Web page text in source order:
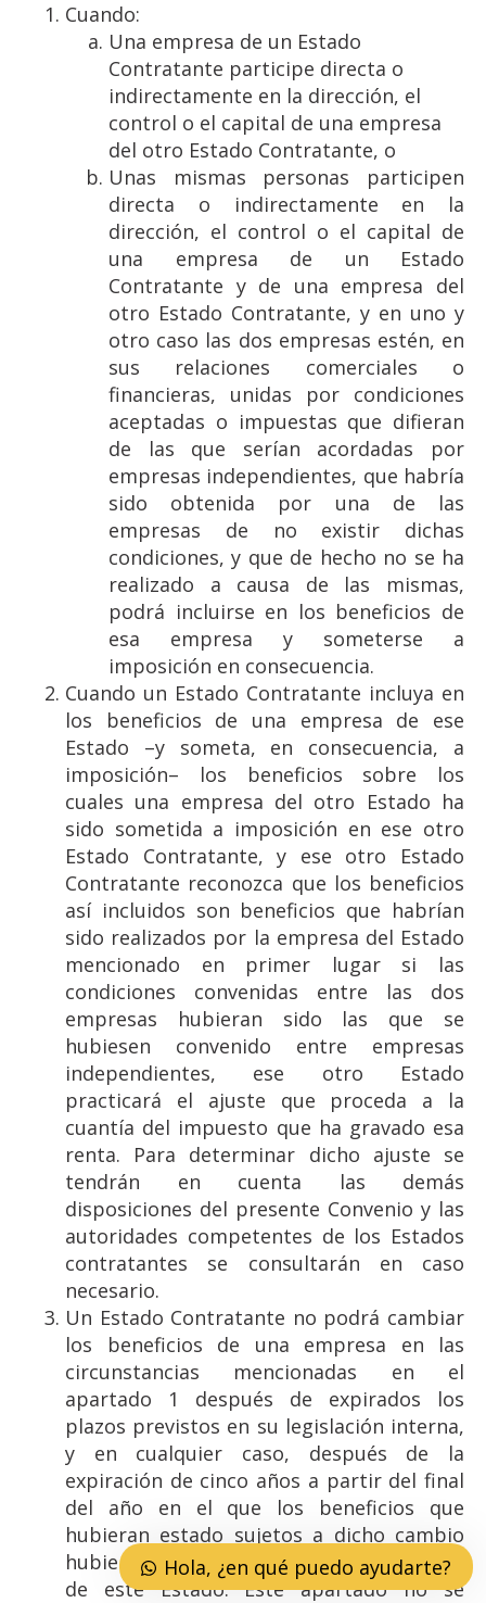
Cuando:
Una empresa de un Estado
Contratante participe directa o
indirectamente en la dirección, el
control o el capital de una empresa
del otro Estado Contratante, o
Unas mismas personas participen
directa o indirectamente en la
dirección, el control o el capital de
una empresa de un Estado
Contratante y de una empresa del
otro Estado Contratante, y en uno y
otro caso las dos empresas estén, en
sus relaciones comerciales o
financieras, unidas por condiciones
aceptadas o impuestas que difieran
de las que serían acordadas por
empresas independientes, que habría
sido obtenida por una de las
empresas de no existir dichas
condiciones, y que de hecho no se ha
realizado a causa de las mismas,
podrá incluirse en los beneficios de
esa empresa y someterse a
imposición en consecuencia.
Cuando un Estado Contratante incluya en
los beneficios de una empresa de ese
Estado –y someta, en consecuencia, a
imposición– los beneficios sobre los
cuales una empresa del otro Estado ha
sido sometida a imposición en ese otro
Estado Contratante, y ese otro Estado
Contratante reconozca que los beneficios
así incluidos son beneficios que habrían
sido realizados por la empresa del Estado
mencionado en primer lugar si las
condiciones convenidas entre las dos
empresas hubieran sido las que se
hubiesen convenido entre empresas
independientes, ese otro Estado
practicará el ajuste que proceda a la
cuantía del impuesto que ha gravado esa
renta. Para determinar dicho ajuste se
tendrán en cuenta las demás
disposiciones del presente Convenio y las
autoridades competentes de los Estados
contratantes se consultarán en caso
necesario.
Un Estado Contratante no podrá cambiar
los beneficios de una empresa en las
circunstancias mencionadas en el
apartado 1 después de expirados los
plazos previstos en su legislación interna,
y en cualquier caso, después de la
expiración de cinco años a partir del final
del año en el que los beneficios que
hubieran estado sujetos a dicho cambio
hubieran sido obtenidos por una empresa
de este Estado. Este apartado no se
Hola, ¿en qué puedo ayudarte?